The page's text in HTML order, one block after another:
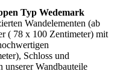
Typ Wedemark
Wandelementen (ab
( 78 x 100 Zentimeter) mit
Schloss und
Wandbauteile